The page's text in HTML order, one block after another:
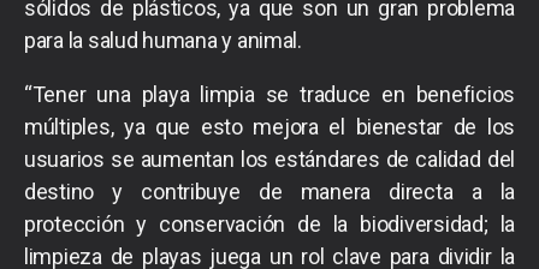
sólidos de plásticos, ya que son un gran problema
para la salud humana y animal.
“Tener una playa limpia se traduce en beneficios
múltiples, ya que esto mejora el bienestar de los
usuarios se aumentan los estándares de calidad del
destino y contribuye de manera directa a la
protección y conservación de la biodiversidad; la
limpieza de playas juega un rol clave para dividir la